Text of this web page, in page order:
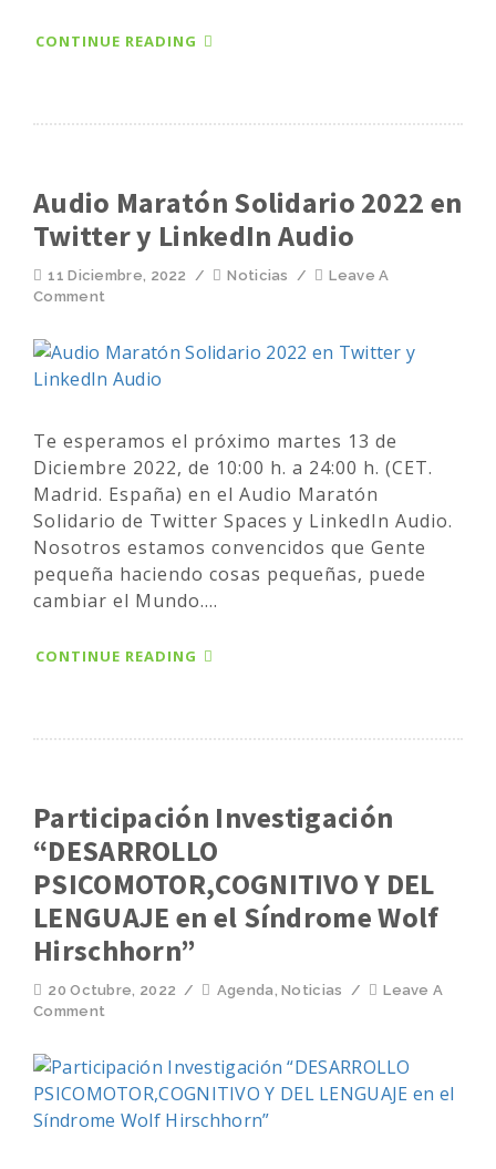
CONTINUE READING
Audio Maratón Solidario 2022 en
Twitter y LinkedIn Audio
11 Diciembre, 2022 / Noticias /
Leave A
Comment
Te esperamos el próximo martes 13 de
Diciembre 2022, de 10:00 h. a 24:00 h. (CET.
Madrid. España) en el Audio Maratón
Solidario de Twitter Spaces y LinkedIn Audio.
Nosotros estamos convencidos que Gente
pequeña haciendo cosas pequeñas, puede
cambiar el Mundo....
CONTINUE READING
Participación Investigación
“DESARROLLO
PSICOMOTOR,COGNITIVO Y DEL
LENGUAJE en el Síndrome Wolf
Hirschhorn”
20 Octubre, 2022 / Agenda,Noticias /
Leave A
Comment